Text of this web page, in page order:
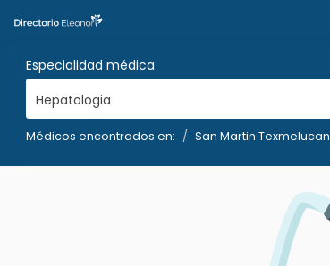
Especialidad médica
Hepatologia
Médicos encontrados en: San Martin Texmelucan